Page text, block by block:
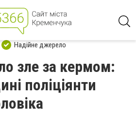
Надійне джерело
зле за кермом:
поліціянти